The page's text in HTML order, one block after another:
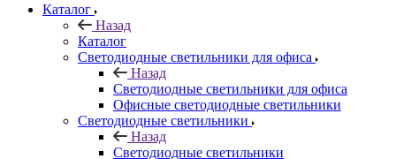
Каталог
Назад
Каталог
Светодиодные светильники для офиса
Назад
Светодиодные светильники для офиса
Офисные светодиодные светильники
Светодиодные светильники
Назад
Светодиодные светильники